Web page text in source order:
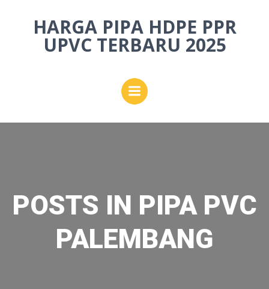
to
content
HARGA PIPA HDPE PPR
UPVC TERBARU 2025
POSTS IN PIPA PVC
PALEMBANG